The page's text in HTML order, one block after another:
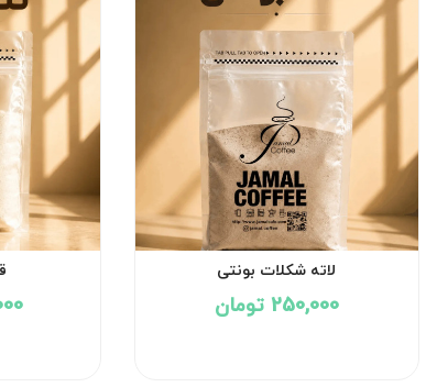
لاته شکلات بونتی
250,000 تومان